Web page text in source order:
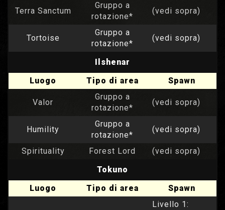
Terra Sanctum
Gruppo a
rotazione*
(vedi sopra)
Tortoise
Gruppo a
rotazione*
(vedi sopra)
Ilshenar
Luogo
Tipo di area Spawn
Valor
Gruppo a
rotazione*
(vedi sopra)
Humility
Gruppo a
rotazione*
(vedi sopra)
Spirituality Forest Lord
(vedi sopra)
Tokuno
Luogo
Tipo di area Spawn
Livello 1: